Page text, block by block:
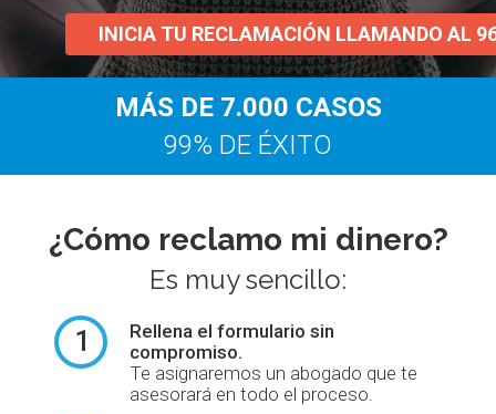
INICIA TU RECLAMACIÓN LLAMANDO AL
MÁS DE 7.000 CASOS
99% DE ÉXITO
¿Cómo reclamo mi dinero?
Es muy sencillo:
1
Rellena el formulario sin
compromiso.
Te asignaremos un abogado que te
asesorará en todo el proceso.